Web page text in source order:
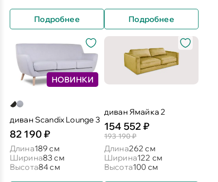
Подробнее Подробнее
НОВИНКИ
диван Scandix Lounge 3
82 190 ₽
Длина189 см
Ширина83 см
Высота84 см
диван Ямайка 2
154 552 ₽
193 190 ₽
Длина262 см
Ширина122 см
Высота100 см